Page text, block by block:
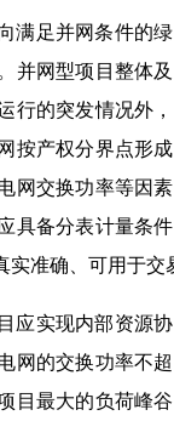
满足并网条件的
并网型项目整体
行的突发情况外
按产权分界点形
网交换功率等因
具备分表计量条
实准确、可用于交
应实现内部资源
网的交换功率不
目最大的负荷峰